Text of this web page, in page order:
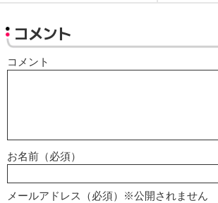
コメント
コメント
お名前（必須）
メールアドレス（必須）※公開されません